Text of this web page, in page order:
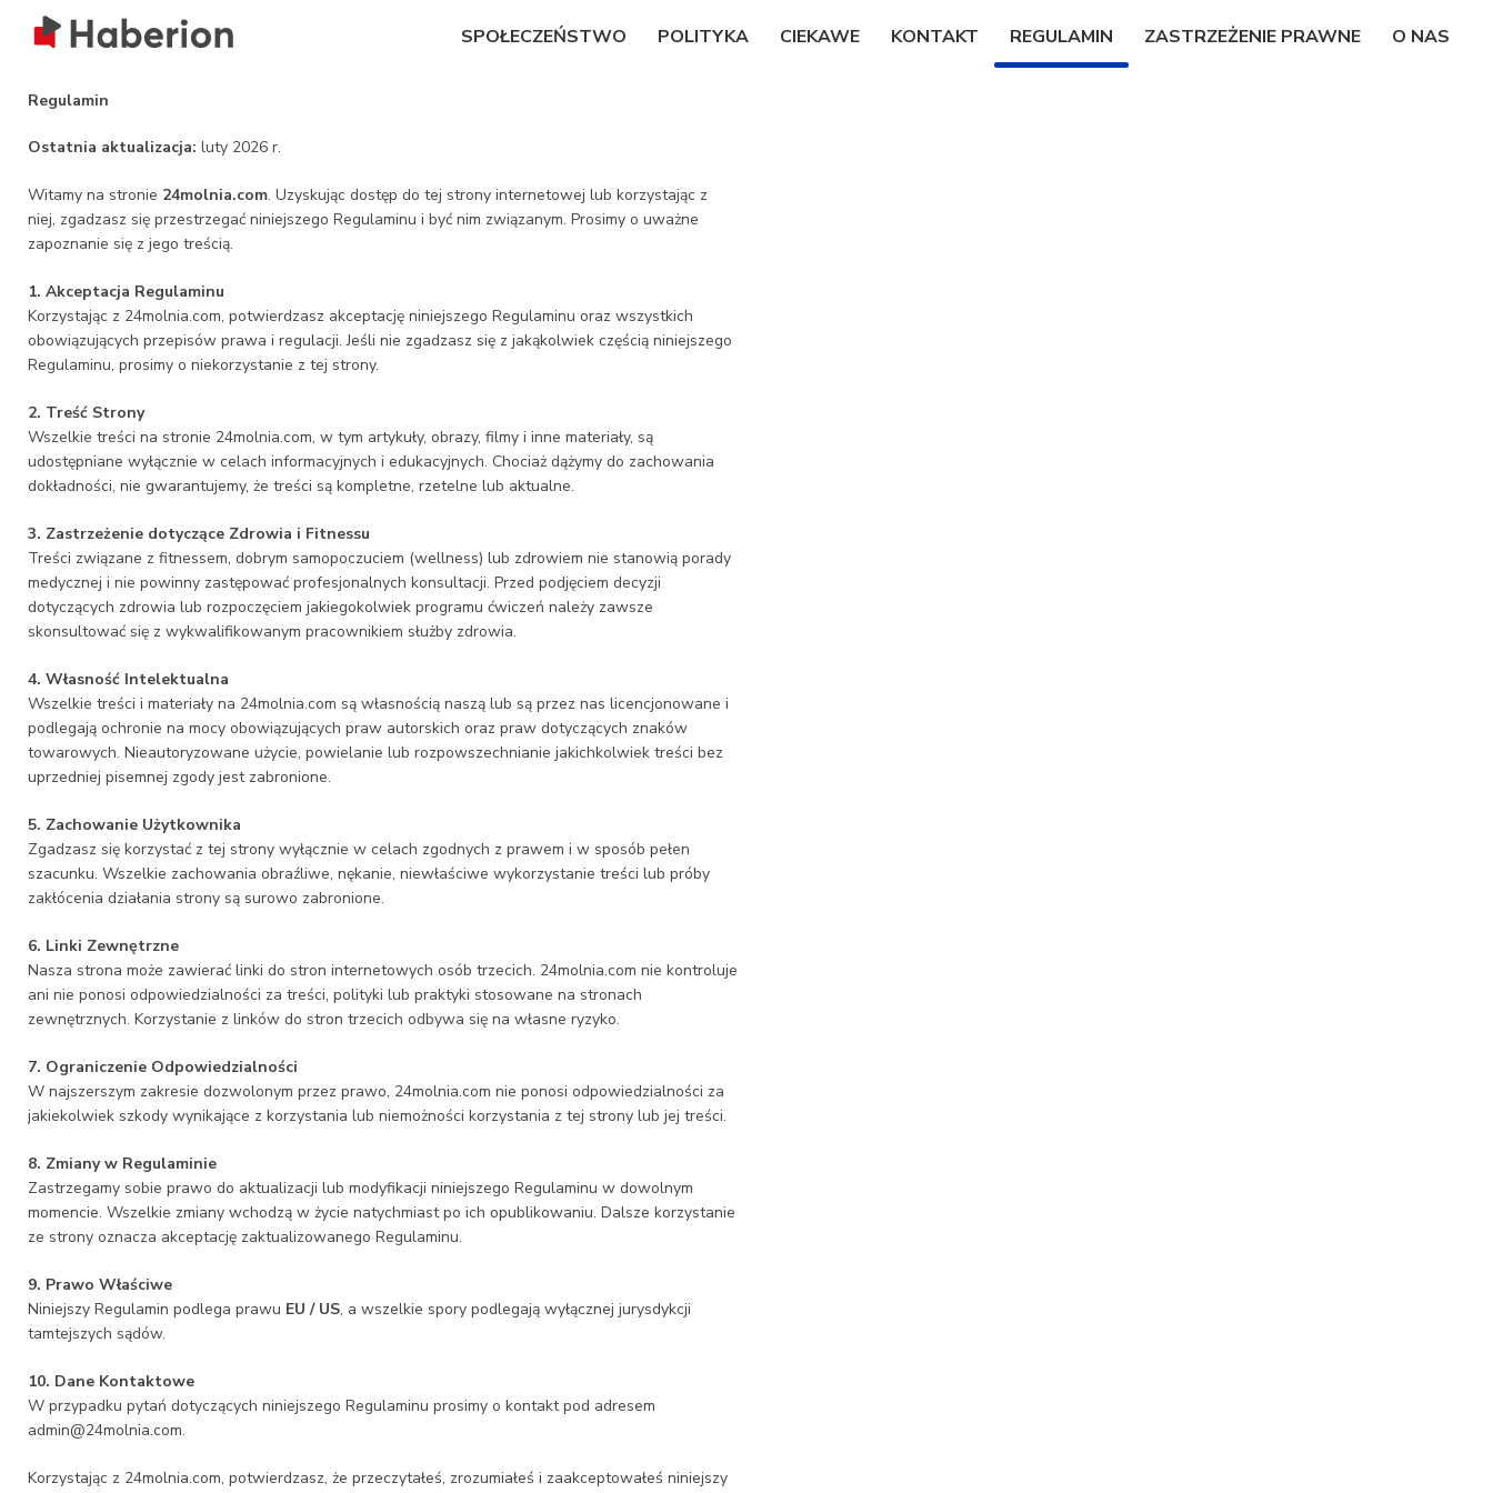
SPOŁECZEŃSTWO POLITYKA CIEKAWE KONTAKT REGULAMIN ZASTRZEŻENIE PRAWNE O NAS
Regulamin
Ostatnia aktualizacja: luty 2026 r.
Witamy na stronie 24molnia.com. Uzyskując dostęp do tej strony internetowej lub korzystając z
niej, zgadzasz się przestrzegać niniejszego Regulaminu i być nim związanym. Prosimy o uważne
zapoznanie się z jego treścią.
1. Akceptacja Regulaminu
Korzystając z 24molnia.com, potwierdzasz akceptację niniejszego Regulaminu oraz wszystkich
obowiązujących przepisów prawa i regulacji. Jeśli nie zgadzasz się z jakąkolwiek częścią niniejszego
Regulaminu, prosimy o niekorzystanie z tej strony.
2. Treść Strony
Wszelkie treści na stronie 24molnia.com, w tym artykuły, obrazy, filmy i inne materiały, są
udostępniane wyłącznie w celach informacyjnych i edukacyjnych. Chociaż dążymy do zachowania
dokładności, nie gwarantujemy, że treści są kompletne, rzetelne lub aktualne.
3. Zastrzeżenie dotyczące Zdrowia i Fitnessu
Treści związane z fitnessem, dobrym samopoczuciem (wellness) lub zdrowiem nie stanowią porady
medycznej i nie powinny zastępować profesjonalnych konsultacji. Przed podjęciem decyzji
dotyczących zdrowia lub rozpoczęciem jakiegokolwiek programu ćwiczeń należy zawsze
skonsultować się z wykwalifikowanym pracownikiem służby zdrowia.
4. Własność Intelektualna
Wszelkie treści i materiały na 24molnia.com są własnością naszą lub są przez nas licencjonowane i
podlegają ochronie na mocy obowiązujących praw autorskich oraz praw dotyczących znaków
towarowych. Nieautoryzowane użycie, powielanie lub rozpowszechnianie jakichkolwiek treści bez
uprzedniej pisemnej zgody jest zabronione.
5. Zachowanie Użytkownika
Zgadzasz się korzystać z tej strony wyłącznie w celach zgodnych z prawem i w sposób pełen
szacunku. Wszelkie zachowania obraźliwe, nękanie, niewłaściwe wykorzystanie treści lub próby
zakłócenia działania strony są surowo zabronione.
6. Linki Zewnętrzne
Nasza strona może zawierać linki do stron internetowych osób trzecich. 24molnia.com nie kontroluje
ani nie ponosi odpowiedzialności za treści, polityki lub praktyki stosowane na stronach
zewnętrznych. Korzystanie z linków do stron trzecich odbywa się na własne ryzyko.
7. Ograniczenie Odpowiedzialności
W najszerszym zakresie dozwolonym przez prawo, 24molnia.com nie ponosi odpowiedzialności za
jakiekolwiek szkody wynikające z korzystania lub niemożności korzystania z tej strony lub jej treści.
8. Zmiany w Regulaminie
Zastrzegamy sobie prawo do aktualizacji lub modyfikacji niniejszego Regulaminu w dowolnym
momencie. Wszelkie zmiany wchodzą w życie natychmiast po ich opublikowaniu. Dalsze korzystanie
ze strony oznacza akceptację zaktualizowanego Regulaminu.
9. Prawo Właściwe
Niniejszy Regulamin podlega prawu EU / US, a wszelkie spory podlegają wyłącznej jurysdykcji
tamtejszych sądów.
10. Dane Kontaktowe
W przypadku pytań dotyczących niniejszego Regulaminu prosimy o kontakt pod adresem
admin@24molnia.com.
Korzystając z 24molnia.com, potwierdzasz, że przeczytałeś, zrozumiałeś i zaakceptowałeś niniejszy